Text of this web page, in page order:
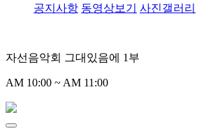
공지사항 동영상보기 사진갤러리
자선음악회 그대있음에 1부
AM 10:00 ~ AM 11:00